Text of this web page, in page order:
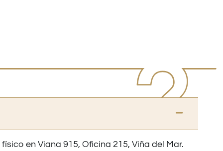
en Viana 915, Oficina 215, Viña del Mar.